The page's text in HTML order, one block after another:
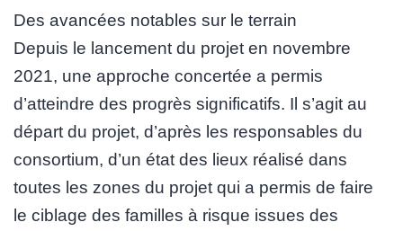
Des avancées notables sur le terrain
Depuis le lancement du projet en novembre
2021, une approche concertée a permis
d’atteindre des progrès significatifs. Il s’agit au
départ du projet, d’après les responsables du
consortium, d’un état des lieux réalisé dans
toutes les zones du projet qui a permis de faire
le ciblage des familles à risque issues des